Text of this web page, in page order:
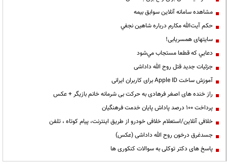
مشاهده سامانه آنلاين سوابق بیمه
حكم آيت‌الله مكارم درباره شاهين نجفي
سایتهای همسریابی!
دعايي كه قطعا مستجاب مي‌شود
جزئیات جدید قتل روح الله داداشی
آموزش ساخت Apple ID برای کاربران ایرانی
راز خنده های اصغر فرهادی به حرکت بی شرمانه خانم بازیگر + عکس
پرداخت ۱۰۰ درصد پاداش پایان خدمت فرهنگیان
خلافی آنلاین/استعلام خلافی خودرو از طریق اینترنت، پیام کوتاه ، تلفن
جسدغرق درخون روح الله داداشی (عکس)
پاسخ های دکتر توکلی به سوالات کنکوری ها